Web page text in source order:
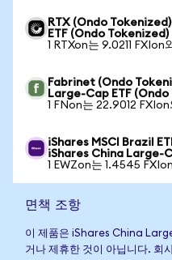
RTX (Ondo
ETF (Ondo Tokenized)
1 RTXon는 9.0211 FXIon
Fabrinet (Ondo
Large-Cap ETF
1 FNon는 22.9012 FXIon
iShares MSCI Brazil
iShares China Large-
1 EWZon는 1.4545
면책 조항
이 제품은 iShares China
거나 제휴한 것이 아닙니다. 회